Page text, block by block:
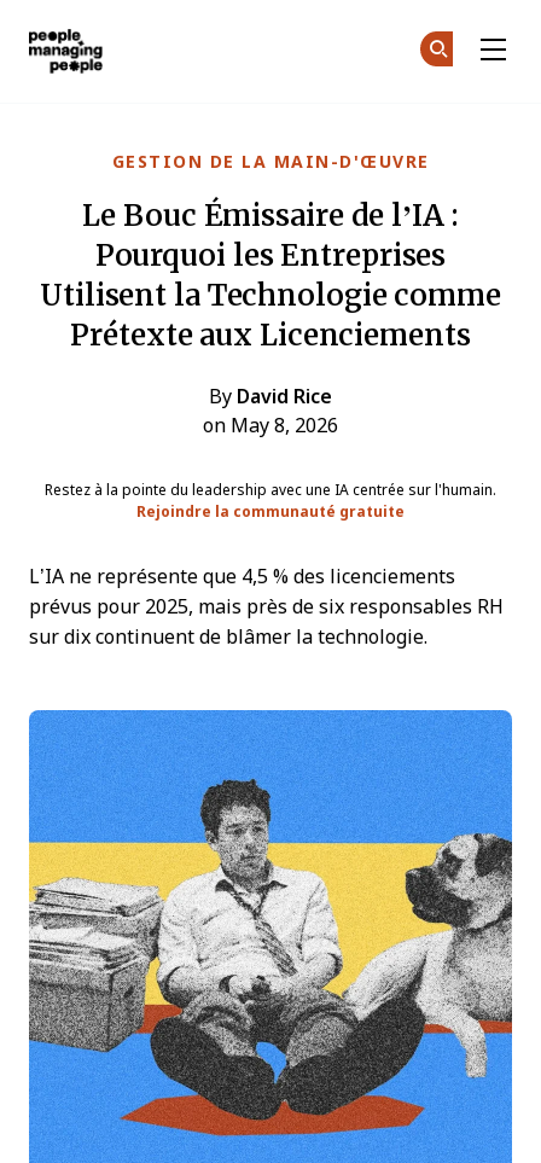
GESTION DE LA MAIN-D'ŒUVRE
Le Bouc Émissaire de l’IA :
Pourquoi les Entreprises
Utilisent la Technologie comme
Prétexte aux Licenciements
By David Rice
on May 8, 2026
Restez à la pointe du leadership avec une IA centrée sur l'humain.
Rejoindre la communauté gratuite
L’IA ne représente que 4,5 % des licenciements
prévus pour 2025, mais près de six responsables RH
sur dix continuent de blâmer la technologie.